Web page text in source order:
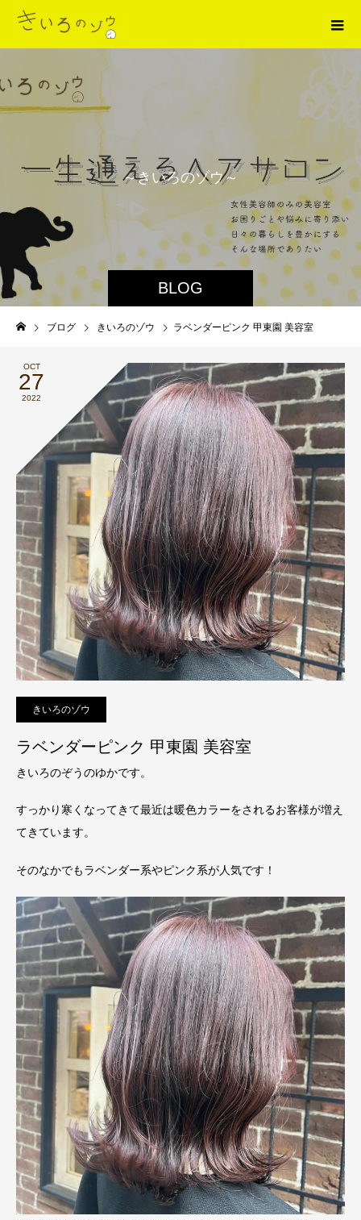
BLOG
～きいろのゾウ～
ブログ きいろのゾウ ラベンダーピンク 甲東園 美容室
OCT
27
2022
きいろのゾウ
ラベンダーピンク 甲東園 美容室
きいろのぞうのゆかです。
すっかり寒くなってきて最近は暖色カラーをされるお客様が増え
てきています。
そのなかでもラベンダー系やピンク系が人気です！